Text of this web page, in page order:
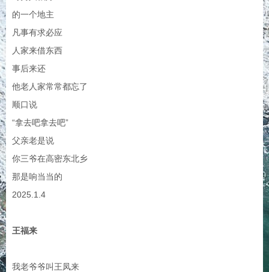
的一个地主
凡事有求必应
人家来借东西
事后来还
他老人家常常都忘了
顺口说
“拿去吧拿去吧”
父亲老是说
你三爷在高密东北乡
那是响当当的
2025.1.4
王福来
我老爷爷叫王凤来